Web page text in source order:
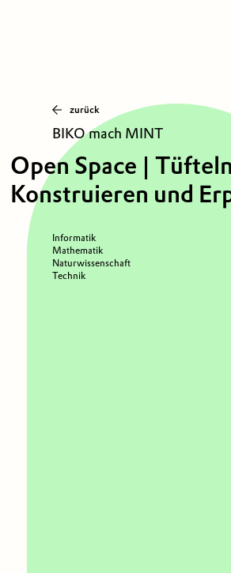
zurück
BIKO mach MINT
Open Space |
Konstruieren und
Informatik
Mathematik
Naturwissenschaft
Technik